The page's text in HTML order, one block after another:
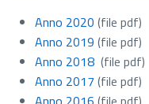
Anno 2020 (file pdf)
Anno 2019 (file pdf)
Anno 2018 (file pdf)
Anno 2017 (file pdf)